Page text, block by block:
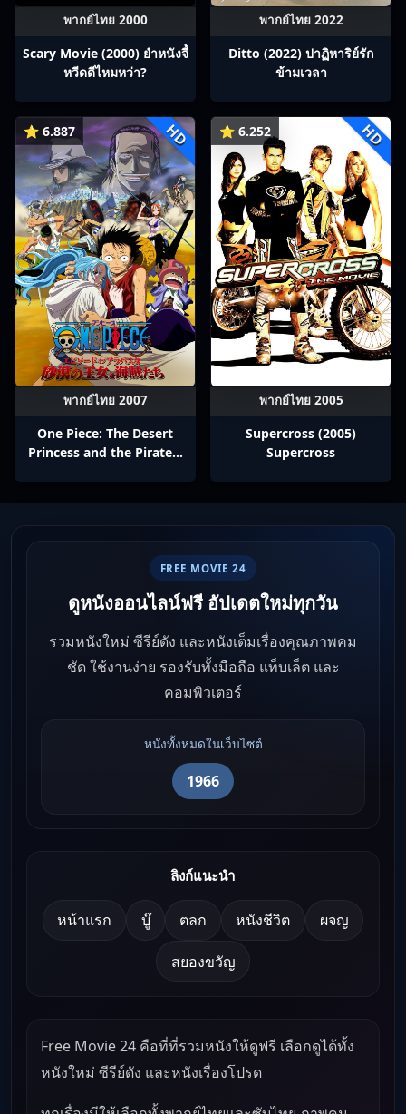
พากย์ไทย 2000
Scary Movie (2000) ยำหนังจี้​
หวีดดีไหมหว่า?
พากย์ไทย 2022
Ditto (2022) ปาฏิหาริย์รัก
ข้ามเวลา
⭐ 6.887 HD
พากย์ไทย 2007
One Piece: The Desert
Princess and the Pirates:
เจ้าหญิงแห่งทะเลทรายและ
โจรสลัด
⭐ 6.252 HD
พากย์ไทย 2005
Supercross (2005)
Supercross
FREE MOVIE 24
ดูหนังออนไลน์ฟรี อัปเดตใหม่ทุกวัน
รวมหนังใหม่ ซีรีย์ดัง และหนังเต็มเรื่องคุณภาพคม
ชัด ใช้งานง่าย รองรับทั้งมือถือ แท็บเล็ต และ
คอมพิวเตอร์
หนังทั้งหมดในเว็บไซต์
1966
ลิงก์แนะนำ
หน้าแรก บู๊ ตลก หนังชีวิต ผจญ
สยองขวัญ
Free Movie 24 คือที่ที่รวมหนังให้ดูฟรี เลือกดูได้ทั้ง
หนังใหม่ ซีรีย์ดัง และหนังเรื่องโปรด